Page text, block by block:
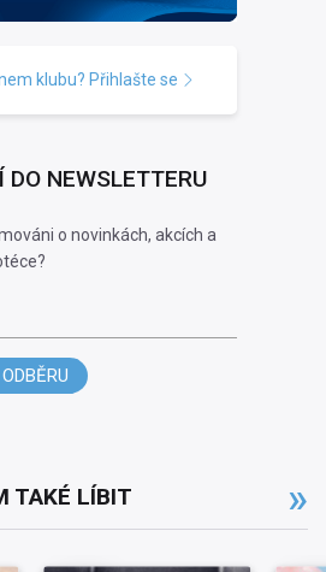
klubu? Přihlašte se
DO NEWSLETTERU
o novinkách, akcích a
TAKÉ LÍBIT